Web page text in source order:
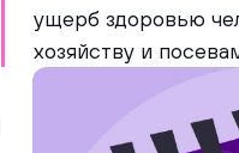
ущерб здоровью
хозяйству и